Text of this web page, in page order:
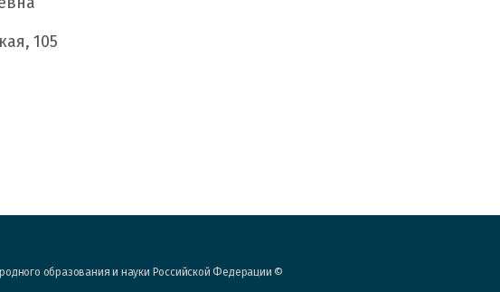
105
образования и науки Российской Федерации ©